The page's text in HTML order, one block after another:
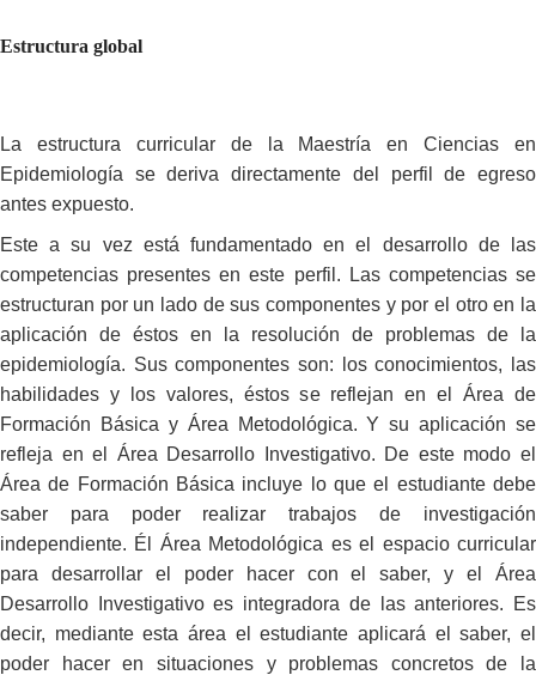
Estructura global
La estructura curricular de la Maestría en Ciencias en
Epidemiología se deriva directamente del perfil de egreso
antes expuesto.
Este a su vez está fundamentado en el desarrollo de las
competencias presentes en este perfil. Las competencias se
estructuran por un lado de sus componentes y por el otro en la
aplicación de éstos en la resolución de problemas de la
epidemiología. Sus componentes son: los conocimientos, las
habilidades y los valores, éstos se reflejan en el Área de
Formación Básica y Área Metodológica. Y su aplicación se
refleja en el Área Desarrollo Investigativo. De este modo el
Área de Formación Básica incluye lo que el estudiante debe
saber para poder realizar trabajos de investigación
independiente. Él Área Metodológica es el espacio curricular
para desarrollar el poder hacer con el saber, y el Área
Desarrollo Investigativo es integradora de las anteriores. Es
decir, mediante esta área el estudiante aplicará el saber, el
poder hacer en situaciones y problemas concretos de la